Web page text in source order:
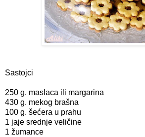
Sastojci
250 g. maslaca ili margarina
430 g. mekog brašna
100 g. šećera u prahu
1 jaje srednje veličine
1 žumance